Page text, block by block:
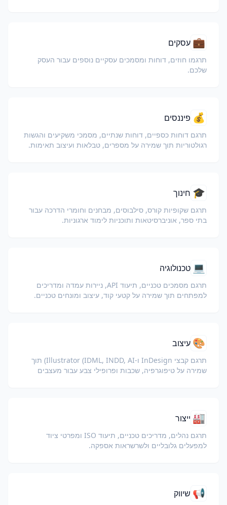
💼 עסקים
תרגמו חוזים, דוחות ומסמכים עסקיים נוספים עבור העסק
שלכם.
💰 פיננסים
תרגם דוחות כספיים, דוחות שנתיים, מסמכי משקיעים והגשות
רגולטוריות תוך שמירה על מספרים, טבלאות ועיצוב תאימות.
🎓 חינוך
תרגם שקופיות קורס, סילבוסים, מבחנים וחומרי הדרכה עבור
בתי ספר, אוניברסיטאות ותוכניות לימוד ארגוניות.
💻 טכנולוגיה
תרגם מסמכים טכניים, תיעוד API, ניירות עמדה ומדריכים
למפתחים תוך שמירה על קטעי קוד, עיצוב ומונחים טכניים.
🎨 עיצוב
תרגם קבצי InDesign ו-Illustrator (IDML, INDD, AI) תוך
שמירה על טיפוגרפיה, שכבות ופרופילי צבע עבור מעצבים
🏭 ייצור
תרגם נהלים, מדריכים טכניים, תיעוד ISO ומפרטי ציוד
למפעלים גלובליים ולשרשראות אספקה.
📢 שיווק